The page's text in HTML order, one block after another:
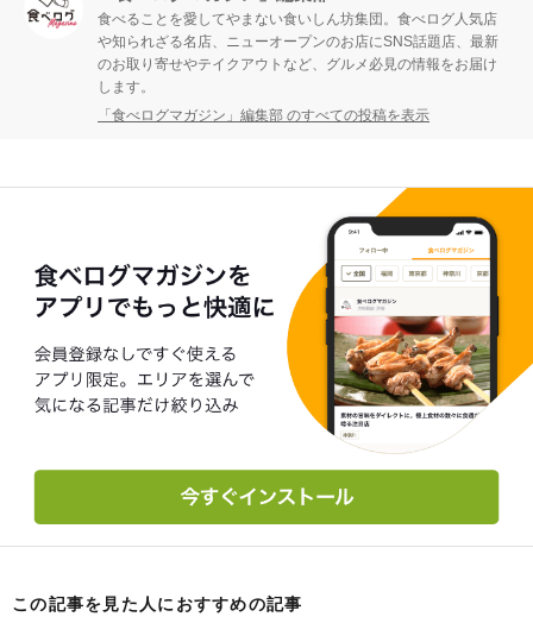
食べることを愛してやまない食いしん坊集団。食べログ人気店
や知られざる名店、ニューオープンのお店にSNS話題店、最新
のお取り寄せやテイクアウトなど、グルメ必見の情報をお届け
します。
「食べログマガジン」編集部 のすべての投稿を表示
この記事を見た人におすすめの記事